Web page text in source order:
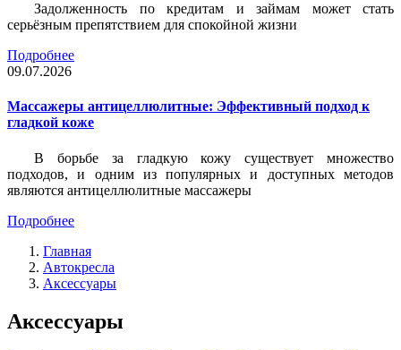
Задолженность по кредитам и займам может стать
серьёзным препятствием для спокойной жизни
Подробнее
09.07.2026
Массажеры антицеллюлитные: Эффективный подход к
гладкой коже
В борьбе за гладкую кожу существует множество
подходов, и одним из популярных и доступных методов
являются антицеллюлитные массажеры
Подробнее
Главная
Автокресла
Аксессуары
Аксессуары